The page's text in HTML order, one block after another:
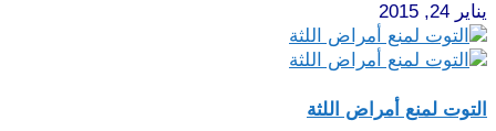
يناير 24, 2015
التوت لمنع أمراض اللثة